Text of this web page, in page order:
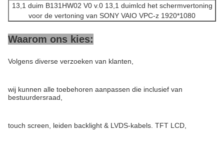
13,1 duim B131HW02 V0 v.0 13,1 duimlcd het schermvertoning
voor de vertoning van SONY VAIO VPC-z 1920*1080
Waarom ons kies:
Volgens diverse verzoeken van klanten,
wij kunnen alle toebehoren aanpassen die inclusief van
bestuurdersraad,
touch screen, leiden backlight & LVDS-kabels. TFT LCD,